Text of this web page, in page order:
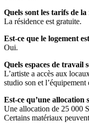
Quels sont les tarifs de la
La résidence est gratuite.
Est-ce que le logement
Oui.
Quels espaces de travail
L’artiste a accès aux
studio son et
Est-ce qu’une allocation
Une allocation de 25 000
Certains matériaux